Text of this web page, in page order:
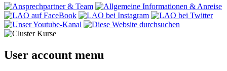
User account menu